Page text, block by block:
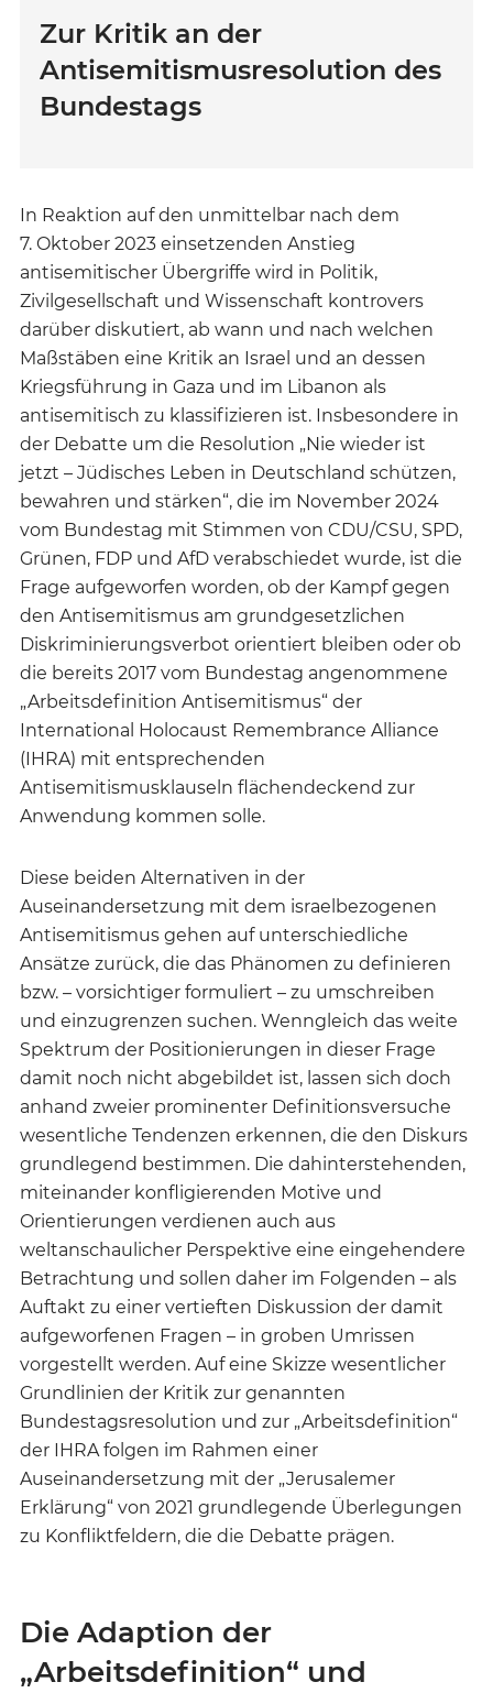
Zur Kritik an der
Antisemitismusresolution des
Bundestags
In Reaktion auf den unmittelbar nach dem
7. Oktober 2023 einsetzenden Anstieg
antisemitischer Übergriffe wird in Politik,
Zivilgesellschaft und Wissenschaft kontrovers
darüber diskutiert, ab wann und nach welchen
Maßstäben eine Kritik an Israel und an dessen
Kriegsführung in Gaza und im Libanon als
antisemitisch zu klassifizieren ist. Insbesondere in
der Debatte um die Resolution „Nie wieder ist
jetzt – Jüdisches Leben in Deutschland schützen,
bewahren und stärken“, die im November 2024
vom Bundestag mit Stimmen von CDU/CSU, SPD,
Grünen, FDP und AfD verabschiedet wurde, ist die
Frage aufgeworfen worden, ob der Kampf gegen
den Antisemitismus am grundgesetzlichen
Diskriminierungsverbot orientiert bleiben oder ob
die bereits 2017 vom Bundestag angenommene
„Arbeitsdefinition Antisemitismus“ der
International Holocaust Remembrance Alliance
(IHRA) mit entsprechenden
Antisemitismusklauseln flächendeckend zur
Anwendung kommen solle.
Diese beiden Alternativen in der
Auseinandersetzung mit dem israelbezogenen
Antisemitismus gehen auf unterschiedliche
Ansätze zurück, die das Phänomen zu definieren
bzw. – vorsichtiger formuliert – zu umschreiben
und einzugrenzen suchen. Wenngleich das weite
Spektrum der Positionierungen in dieser Frage
damit noch nicht abgebildet ist, lassen sich doch
anhand zweier prominenter Definitionsversuche
wesentliche Tendenzen erkennen, die den Diskurs
grundlegend bestimmen. Die dahinterstehenden,
miteinander konfligierenden Motive und
Orientierungen verdienen auch aus
weltanschaulicher Perspektive eine eingehendere
Betrachtung und sollen daher im Folgenden – als
Auftakt zu einer vertieften Diskussion der damit
aufgeworfenen Fragen – in groben Umrissen
vorgestellt werden. Auf eine Skizze wesentlicher
Grundlinien der Kritik zur genannten
Bundestagsresolution und zur „Arbeitsdefinition“
der IHRA folgen im Rahmen einer
Auseinandersetzung mit der „Jerusalemer
Erklärung“ von 2021 grundlegende Überlegungen
zu Konfliktfeldern, die die Debatte prägen.
Die Adaption der
„Arbeitsdefinition“ und